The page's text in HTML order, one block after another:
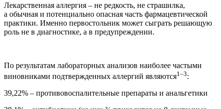
Лекарственная аллергия – не редкость, не страшилка,
а обычная и потенциально опасная часть фармацевтической
практики. Именно первостольник может сыграть решающую
роль не в диагностике, а в предупреждении.
По результатам лабораторных анализов наиболее частыми
виновниками подтвержденных аллергий являются1–3:
39,22% – противо­воспалительные препараты и анальгетики